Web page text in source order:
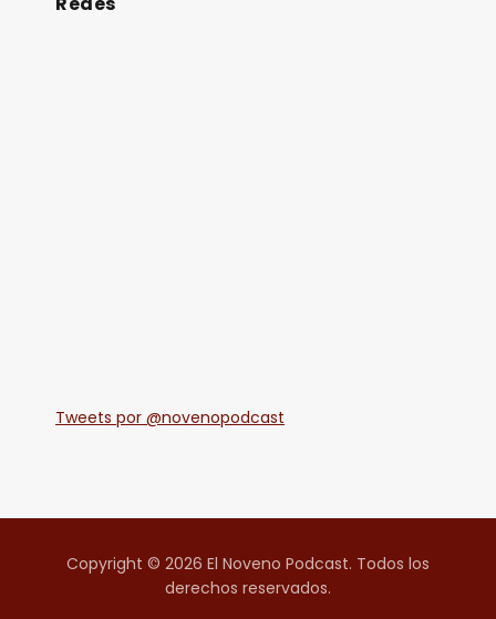
Tweets por @novenopodcast
Copyright © 2026 El Noveno Podcast. Todos los
derechos reservados.